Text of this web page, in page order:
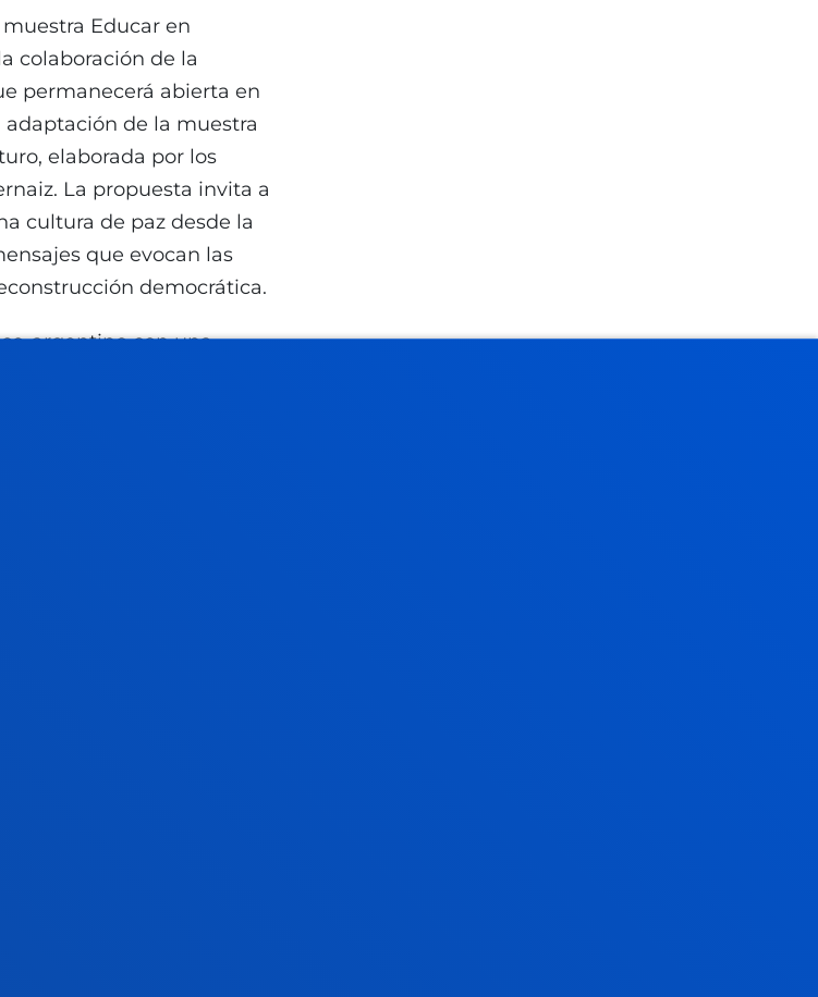
Educar en
colaboración de la
permanecerá abierta en
de la muestra
elaborada por los
La propuesta invita a
cultura de paz desde la
que evocan las
democrática.
argentino con una